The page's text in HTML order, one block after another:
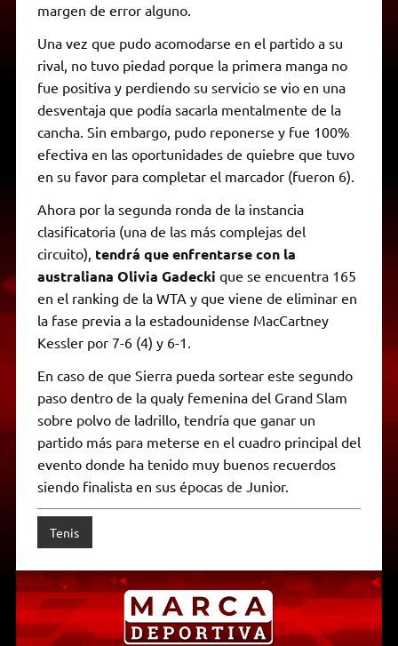
margen de error alguno.
Una vez que pudo acomodarse en el partido a su
rival, no tuvo piedad porque la primera manga no
fue positiva y perdiendo su servicio se vio en una
desventaja que podía sacarla mentalmente de la
cancha. Sin embargo, pudo reponerse y fue 100%
efectiva en las oportunidades de quiebre que tuvo
en su favor para completar el marcador (fueron 6).
Ahora por la segunda ronda de la instancia
clasificatoria (una de las más complejas del
circuito), tendrá que enfrentarse con la
australiana Olivia Gadecki que se encuentra 165
en el ranking de la WTA y que viene de eliminar en
la fase previa a la estadounidense MacCartney
Kessler por 7-6 (4) y 6-1.
En caso de que Sierra pueda sortear este segundo
paso dentro de la qualy femenina del Grand Slam
sobre polvo de ladrillo, tendría que ganar un
partido más para meterse en el cuadro principal del
evento donde ha tenido muy buenos recuerdos
siendo finalista en sus épocas de Junior.
Tenis